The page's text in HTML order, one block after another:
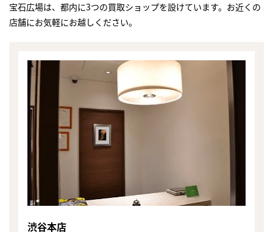
宝石広場は、都内に3つの買取ショップを設けています。お近くの
店舗にお気軽にお越しください。
渋谷本店
まずは